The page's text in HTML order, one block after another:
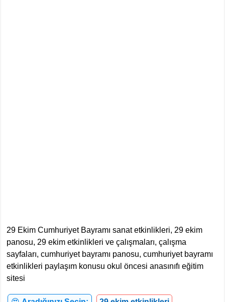
29 Ekim Cumhuriyet Bayramı sanat etkinlikleri, 29 ekim
panosu, 29 ekim etkinlikleri ve çalışmaları, çalışma
sayfaları, cumhuriyet bayramı panosu, cumhuriyet bayramı
etkinlikleri paylaşım konusu okul öncesi anasınıfı eğitim
sitesi